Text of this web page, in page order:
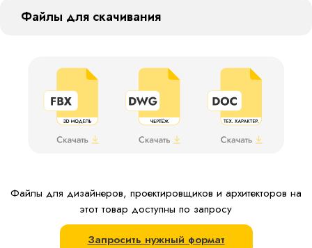
Файлы для скачивания
Файлы для дизайнеров, проектировщиков и архитекторов на
этот товар доступны по запросу
Запросить нужный формат